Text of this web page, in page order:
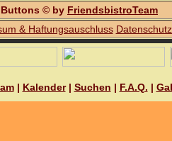
© by FriendsbistroTeam
& Haftungsauschluss
| Kalender| Suchen | F.A.Q. |